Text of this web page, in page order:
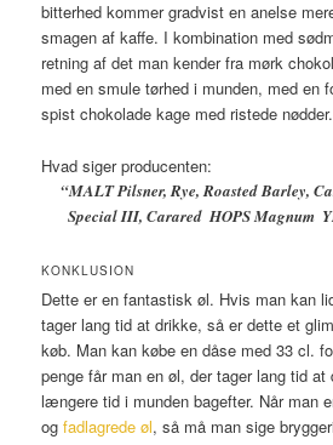
bitterhed kommer gradvist en anelse
smagen af kaffe. I kombination med
retning af det man kender fra mørk
med en smule tørhed i munden, med en
spist chokolade kage med ristede nødder.
Hvad siger producenten:
“MALT Pilsner, Rye, Roasted Barley,
Special III, Carared ​ HOPS Magnum
KONKLUSION
Dette er en fantastisk øl. Hvis man kan
tager lang tid at drikke, så er dette et
køb. Man kan købe en dåse med 33 cl.
penge får man en øl, der tager lang tid at
længere tid i munden bagefter. Når man
ogfadlagrede øl, så må man sige